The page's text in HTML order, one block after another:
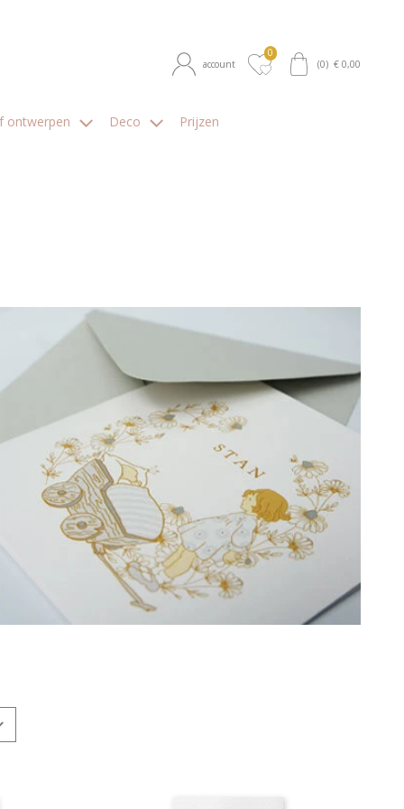
account
0
(0) € 0,00
ontwerpen Deco Prijzen